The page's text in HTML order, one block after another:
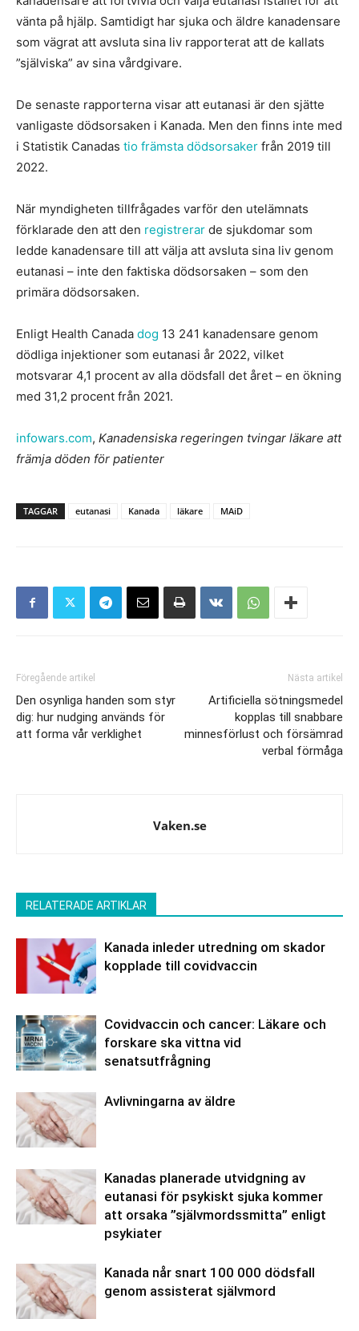
vänta på hjälp. Samtidigt har sjuka och äldre kanadensare
som vägrat att avsluta sina liv rapporterat att de kallats
”själviska” av sina vårdgivare.
De senaste rapporterna visar att eutanasi är den sjätte
vanligaste dödsorsaken i Kanada. Men den finns inte med
i Statistik Canadas tio främsta dödsorsaker från 2019 till
2022.
När myndigheten tillfrågades varför den utelämnats
förklarade den att den registrerar de sjukdomar som
ledde kanadensare till att välja att avsluta sina liv genom
eutanasi – inte den faktiska dödsorsaken – som den
primära dödsorsaken.
Enligt Health Canada dog 13 241 kanadensare genom
dödliga injektioner som eutanasi år 2022, vilket
motsvarar 4,1 procent av alla dödsfall det året – en ökning
med 31,2 procent från 2021.
infowars.com, Kanadensiska regeringen tvingar läkare att
främja döden för patienter
TAGGAR eutanasi Kanada läkare MAiD
Föregående artikel
Den osynliga handen som styr
dig: hur nudging används för
att forma vår verklighet
Nästa artikel
Artificiella sötningsmedel
kopplas till snabbare
minnesförlust och försämrad
verbal förmåga
Vaken.se
RELATERADE ARTIKLAR
Kanada inleder utredning om skador
kopplade till covidvaccin
Covidvaccin och cancer: Läkare och
forskare ska vittna vid
senatsutfrågning
Avlivningarna av äldre
Kanadas planerade utvidgning av
eutanasi för psykiskt sjuka kommer
att orsaka ”självmordssmitta” enligt
psykiater
Kanada når snart 100 000 dödsfall
genom assisterat självmord